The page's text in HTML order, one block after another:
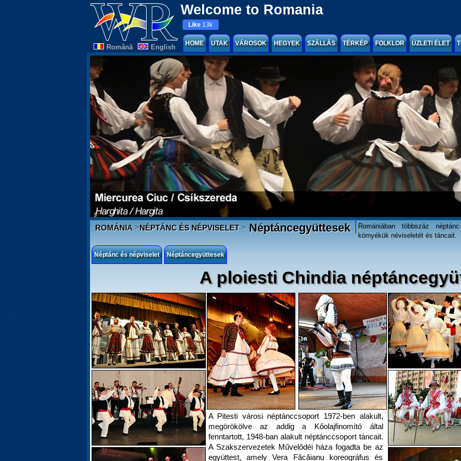
Welcome to Romania
Românã English
Like 13k
HOME UTAK VÁROSOK HEGYEK SZÁLLÁS TÉRKÉP FOLKLOR ÜZLETI ÉLET
ROMÁNIA>NÉPTÁNC ÉS NÉPVISELET>Néptáncegyüttesek
Romániában többszáz
környékük néviseletét és táncait.
Néptánc és népviselet Néptáncegyüttesek
A ploiesti Chindia
A Pitesti városi néptánccsoport 1972-ben alakult,
megörökölve az addig a Kőolajfinomító által
fenntartott, 1948-ban alakult néptánccsoport táncait.
A Szakszervezetek Művelődéi háza fogadta be az
együttest, amely Vera Făcăianu koreográfus és